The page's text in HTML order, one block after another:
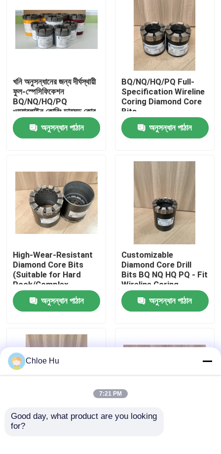
পণ্য
আমাদের সম্পর্কে
কারখানা ভ্রমণ
মান নিয়ন্ত্রণ
মামলা
ড্রিল রিগ মেশিন
খনি অনুসন্ধানের জন্য দীর্ঘস্থায়ী
ফুল-স্পেসিফিকেশন
BQ/NQ/HQ/PQ
ওয়্যারলাইন কোরিং ডায়মন্ড কোর
বিট
অনুসন্ধান পাঠান
BQ/NQ/HQ/PQ Full-
Specification Wireline
Coring Diamond Core
Bits
অনুসন্ধান পাঠান
High-Wear-Resistant
Diamond Core Bits
(Suitable for Hard
Rock/Complex
Formations)
অনুসন্ধান পাঠান
Customizable
Diamond Core Drill
Bits BQ NQ HQ PQ - Fit
Wireline Coring
System
অনুসন্ধান পাঠান
Mining Exploration
Chloe Hu
7:21 PM
Good day, what product are you looking
for?